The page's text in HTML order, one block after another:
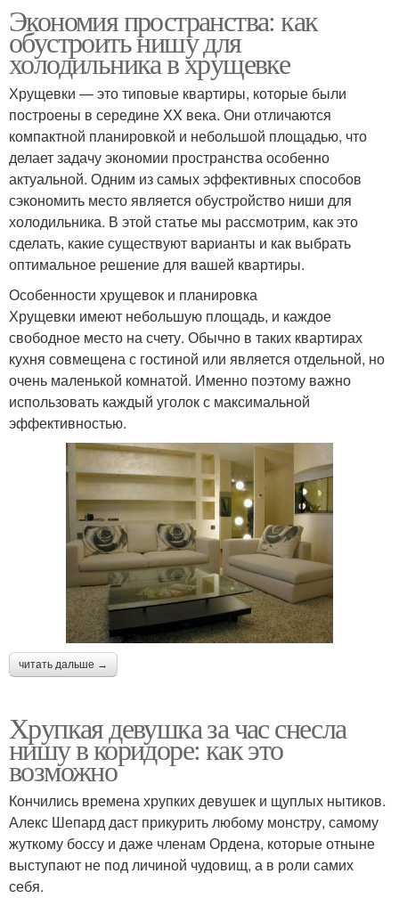
Экономия пространства: как
обустроить нишу для
холодильника в хрущевке
Хрущевки — это типовые квартиры, которые были
построены в середине XX века. Они отличаются
компактной планировкой и небольшой площадью, что
делает задачу экономии пространства особенно
актуальной. Одним из самых эффективных способов
сэкономить место является обустройство ниши для
холодильника. В этой статье мы рассмотрим, как это
сделать, какие существуют варианты и как выбрать
оптимальное решение для вашей квартиры.
Особенности хрущевок и планировка
Хрущевки имеют небольшую площадь, и каждое
свободное место на счету. Обычно в таких квартирах
кухня совмещена с гостиной или является отдельной, но
очень маленькой комнатой. Именно поэтому важно
использовать каждый уголок с максимальной
эффективностью.
читать дальше →
Хрупкая девушка за час снесла
нишу в коридоре: как это
возможно
Кончились времена хрупких девушек и щуплых нытиков.
Алекс Шепард даст прикурить любому монстру, самому
жуткому боссу и даже членам Ордена, которые отныне
выступают не под личиной чудовищ, а в роли самих
себя.